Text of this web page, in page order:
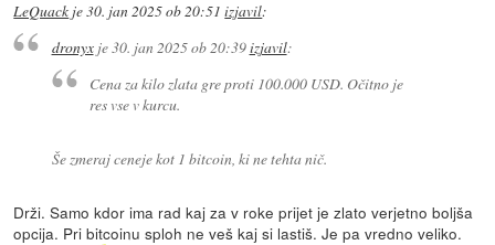
LeQuack je30. jan 2025 ob 20:51 izjavil:
dronyxje30. jan 2025 ob 20:39izjavil:
Cena za kilo zlata gre proti 100.000 USD. Očitno je
res vse v kurcu.
Še zmeraj ceneje kot 1 bitcoin, ki ne tehta nič.
Drži. Samo kdor ima rad kaj za v roke prijet je zlato verjetno boljša
opcija. Pri bitcoinu sploh ne veš kaj si lastiš. Je pa vredno veliko.